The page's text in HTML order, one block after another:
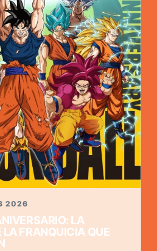
2026
LA
LA FRANQUICIA QUE